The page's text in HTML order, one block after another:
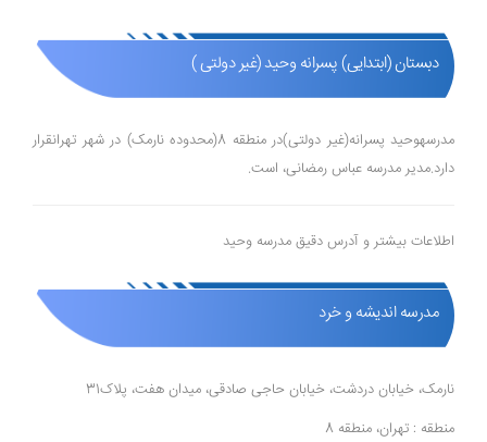
دبستان (ابتدایی) پسرانه وحید (غیر دولتی )
مدرسهوحید پسرانه(غیر دولتی)در منطقه 8(محدوده نارمک) در شهر تهرانقرار
دارد.مدیر مدرسه عباس رمضانی، است.
اطلاعات بیشتر و آدرس دقیق مدرسه وحید
مدرسه اندیشه و خرد
نارمک، خیابان دردشت، خیابان حاجی صادقی، میدان هفت، پلاک31
منطقه : تهران، منطقه 8